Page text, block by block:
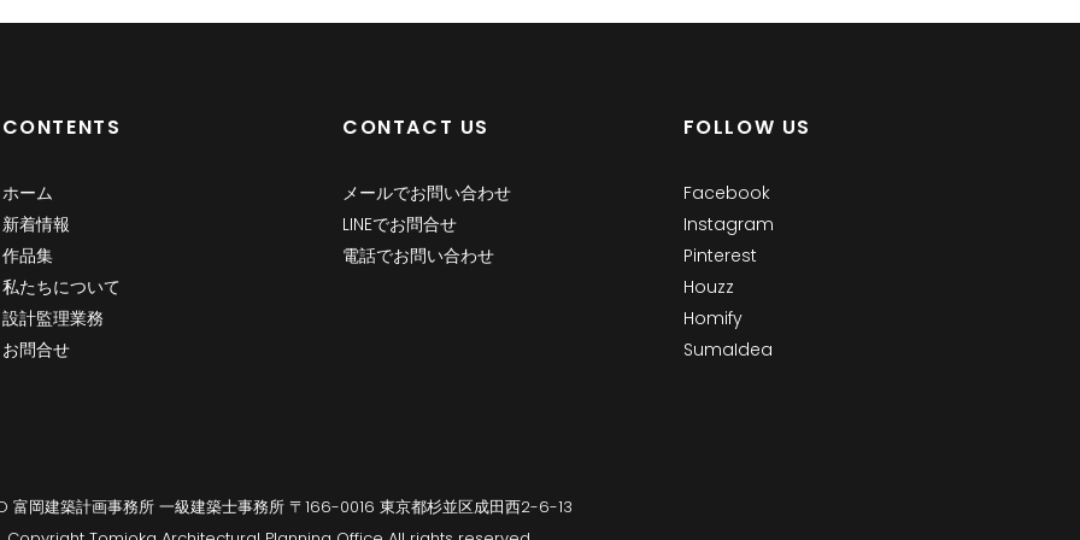
CONTENTS
ホーム
新着情報
作品集
私たちについて
設計監理業務
お問合せ
CONTACT US
メールでお問い合わせ
LINEでお問合せ
電話でお問い合わせ
FOLLOW US
Facebook
Instagram
Pinterest
Houzz
Homify
SumaIdea
富岡建築計画事務所 一級建築士事務所 〒166-0016 東京都杉並区成田西2-6-13